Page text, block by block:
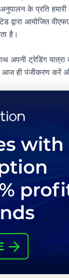
के प्रति
द्वारा आयोजित
है।
ट्रेडिंग यात्रा
आज ही पंजीकरण करें